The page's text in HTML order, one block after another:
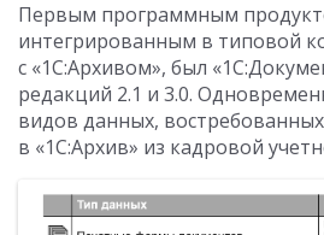
Первым программным
интегрированным в типовой
с «1С:Архивом», был
редакций 2.1 и 3.0.
видов данных,
в «1С:Архив» из кадровой